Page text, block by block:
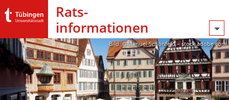
Rats­
informationen
Bild: @Manuel Schönfeld – stock.adobe.com